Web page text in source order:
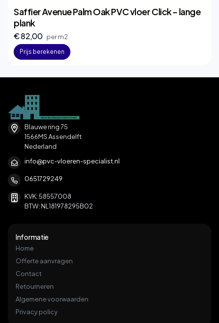
Saffier Avenue Palm Oak PVC vloer Click – lange
plank
€ 82,00 per m2
Prijs berekenen
Blauwe ring 75
1566MS Assendelft
Nederland
info@pvc-vloeren-specialist.nl
0651729249
KVK: 58557008
BTW: NL181978295B02
Informatie
Home
Offerte aanvragen
Contact
Retourneren
Algemene voorwaarden
Privacy policy